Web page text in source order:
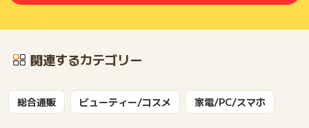
関連するカテゴリー
総合通販 ビューティー/コスメ 家電/PC/スマホ